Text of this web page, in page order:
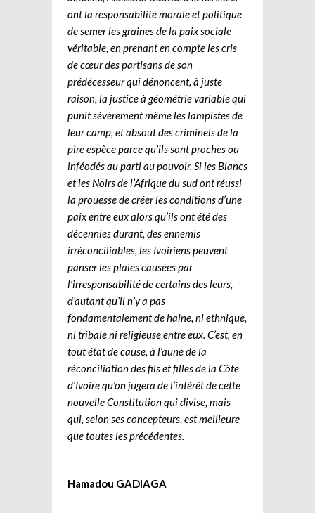
ont la responsabilité morale et politique
de semer les graines de la paix sociale
véritable, en prenant en compte les cris
de cœur des partisans de son
prédécesseur qui dénoncent, à juste
raison, la justice à géométrie variable qui
punit sévèrement même les lampistes de
leur camp, et absout des criminels de la
pire espèce parce qu’ils sont proches ou
inféodés au parti au pouvoir. Si les Blancs
et les Noirs de l’Afrique du sud ont réussi
la prouesse de créer les conditions d’une
paix entre eux alors qu’ils ont été des
décennies durant, des ennemis
irréconciliables, les Ivoiriens peuvent
panser les plaies causées par
l’irresponsabilité de certains des leurs,
d’autant qu’il n’y a pas
fondamentalement de haine, ni ethnique,
ni tribale ni religieuse entre eux. C’est, en
tout état de cause, à l’aune de la
réconciliation des fils et filles de la Côte
d’Ivoire qu’on jugera de l’intérêt de cette
nouvelle Constitution qui divise, mais
qui, selon ses concepteurs, est meilleure
que toutes les précédentes.
Hamadou GADIAGA